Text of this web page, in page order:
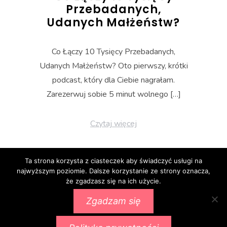
Przebadanych,
Udanych Małżeństw?
Co Łączy 10 Tysięcy Przebadanych,
Udanych Małżeństw? Oto pierwszy, krótki
podcast, który dla Ciebie nagrałam.
Zarezerwuj sobie 5 minut wolnego […]
Czytaj więcej
Proudly powered by WordPress|Theme:
Ta strona korzysta z ciasteczek aby świadczyć usługi na
najwyższym poziomie. Dalsze korzystanie ze strony oznacza,
że zgadzasz się na ich użycie.
Zgadzam się